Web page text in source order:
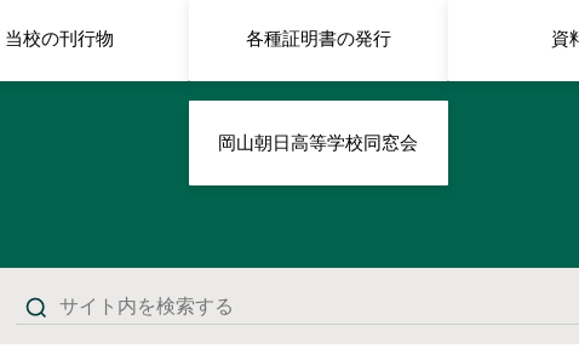
当校の刊行物 各種証明書の発行 資
岡山朝日高等学校同窓会